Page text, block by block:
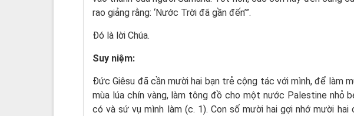
rao giảng rằng: ‘Nước Trời đã gần đến’”.
Ðó là lời Chúa.
Suy niệm:
Đức Giêsu đã cần mười hai bạn trẻ cộng tác với mình, để làm
mùa lúa chín vàng, làm tông đồ cho một nước Palestine nhỏ
có và sứ vụ mình làm (c. 1). Con số mười hai gợi nhớ mười hai